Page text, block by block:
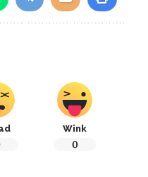
Wink
0